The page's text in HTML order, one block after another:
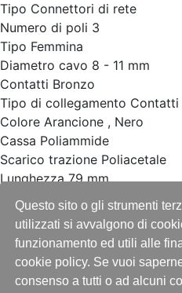
Questo sito o gli strumenti
utilizzati si avvalgono di
funzionamento ed utili alle
cookie policy. Se vuoi
consenso a tutti o ad alcuni
Tipo Connettori di rete
Numero di poli 3
Tipo Femmina
Diametro cavo 8 - 11 mm
Contatti Bronzo
Tipo di collegamento
Colore Arancione , Nero
Cassa Poliammide
Scarico trazione Poliacetale
Lunghezza 79 mm
Diametro 31,4 mm
Peso 0,043 kg